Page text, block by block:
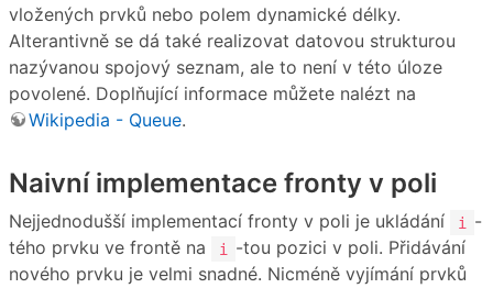
vložených prvků nebo polem dynamické délky.
Alterantivně se dá také realizovat datovou strukturou
nazývanou spojový seznam, ale to není v této úloze
povolené. Doplňující informace můžete nalézt na
Wikipedia - Queue.
Naivní implementace fronty v poli
Nejjednodušší implementací fronty v poli je ukládání i
-
tého prvku ve frontě na
i
-tou pozici v poli. Přidávání
nového prvku je velmi snadné. Nicméně vyjímání prvků